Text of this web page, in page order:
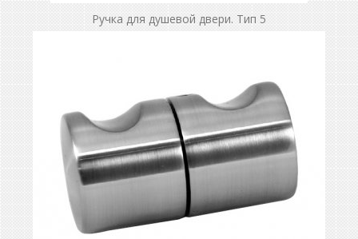
Ручка для душевой двери. Тип 5